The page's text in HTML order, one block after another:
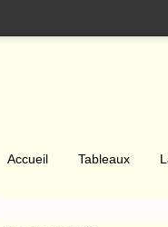
Accueil Tableaux